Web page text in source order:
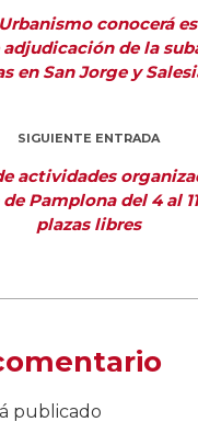
conocerá
de la
en San Jorge y
SIGUIENTE ENTRADA
actividades
Pamplona del 4 al
plazas libres
publicado